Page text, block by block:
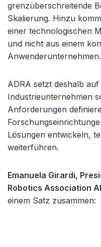
grenzüberschreitende
Skalierung. Hinzu
einer technologischen
und nicht aus einem
Anwenderunternehmen.
ADRA setzt deshalb
Industrieunternehmen
Anforderungen
Lösungen entwickeln,
weiterführen.
Emanuela Girardi,
Robotics Association
einem Satz zusammen: